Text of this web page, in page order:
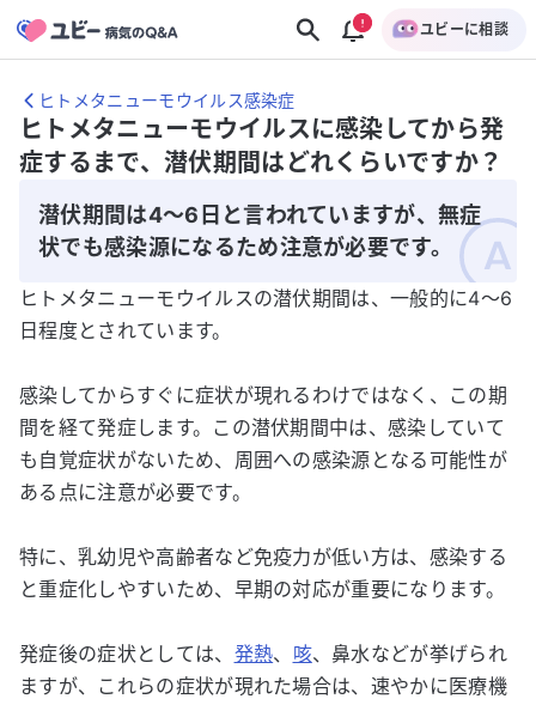
ユビーに相談
ヒトメタニューモウイルス感染症
ヒトメタニューモウイルスに感染してから発
症するまで、潜伏期間はどれくらいですか？
潜伏期間は4～6日と言われていますが、無症
状でも感染源になるため注意が必要です。
ヒトメタニューモウイルスの潜伏期間は、一般的に4～6
日程度とされています。
感染してからすぐに症状が現れるわけではなく、この期
間を経て発症します。この潜伏期間中は、感染していて
も自覚症状がないため、周囲への感染源となる可能性が
ある点に注意が必要です。
特に、乳幼児や高齢者など免疫力が低い方は、感染する
と重症化しやすいため、早期の対応が重要になります。
発症後の症状としては、 発熱、 咳、鼻水などが挙げられ
ますが、これらの症状が現れた場合は、速やかに医療機